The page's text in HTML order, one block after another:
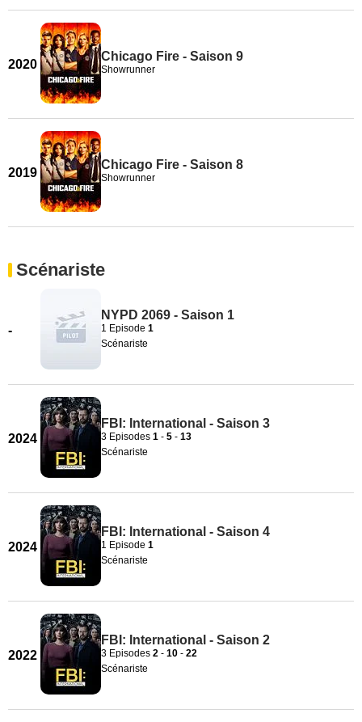
2020
Chicago Fire - Saison 9
Showrunner
2019
Chicago Fire - Saison 8
Showrunner
Scénariste
-
NYPD 2069 - Saison 1
1 Episode 1
Scénariste
2024
FBI: International - Saison 3
3 Episodes 1 - 5 - 13
Scénariste
2024
FBI: International - Saison 4
1 Episode 1
Scénariste
2022
FBI: International - Saison 2
3 Episodes 2 - 10 - 22
Scénariste